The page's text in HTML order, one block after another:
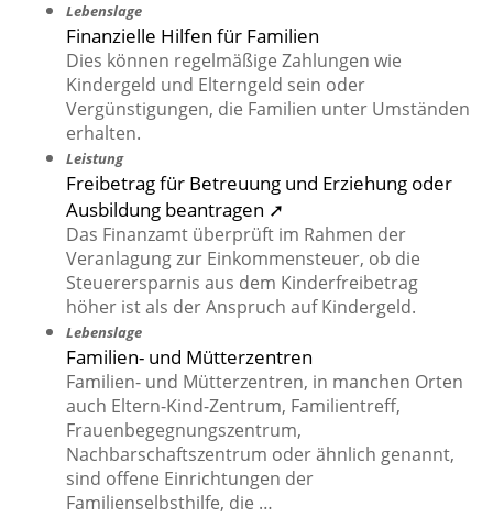
Lebenslage
Finanzielle Hilfen für Familien
Dies können regelmäßige Zahlungen wie
Kindergeld und Elterngeld sein oder
Vergünstigungen, die Familien unter Umständen
erhalten.
Leistung
Freibetrag für Betreuung und Erziehung oder
Ausbildung beantragen ➚
Das Finanzamt überprüft im Rahmen der
Veranlagung zur Einkommensteuer, ob die
Steuerersparnis aus dem Kinderfreibetrag
höher ist als der Anspruch auf Kindergeld.
Lebenslage
Familien- und Mütterzentren
Familien- und Mütterzentren, in manchen Orten
auch Eltern-Kind-Zentrum, Familientreff,
Frauenbegegnungszentrum,
Nachbarschaftszentrum oder ähnlich genannt,
sind offene Einrichtungen der
Familienselbsthilfe, die …